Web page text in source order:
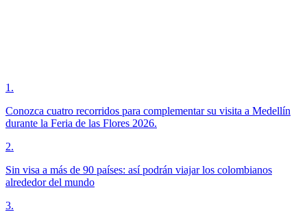
1 .
Conozca cuatro recorridos para complementar su visita a Medellín
durante la Feria de las Flores 2026.
2.
Sin visa a más de 90 países: así podrán viajar los colombianos
alrededor del mundo
3.